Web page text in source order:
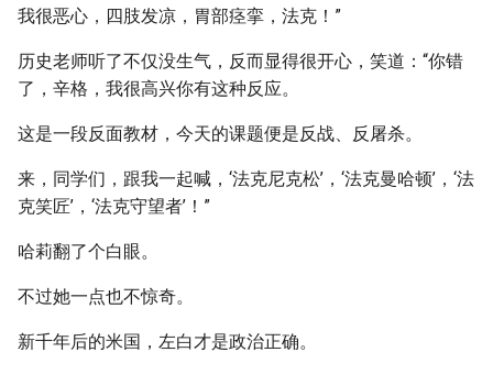
我很恶心，四肢发凉，胃部痉挛，法克！”
历史老师听了不仅没生气，反而显得很开心，笑道：“你错
了，辛格，我很高兴你有这种反应。
这是一段反面教材，今天的课题便是反战、反屠杀。
来，同学们，跟我一起喊，‘法克尼克松’，‘法克曼哈顿’，‘法
克笑匠’，‘法克守望者’！”
哈莉翻了个白眼。
不过她一点也不惊奇。
新千年后的米国，左白才是政治正确。